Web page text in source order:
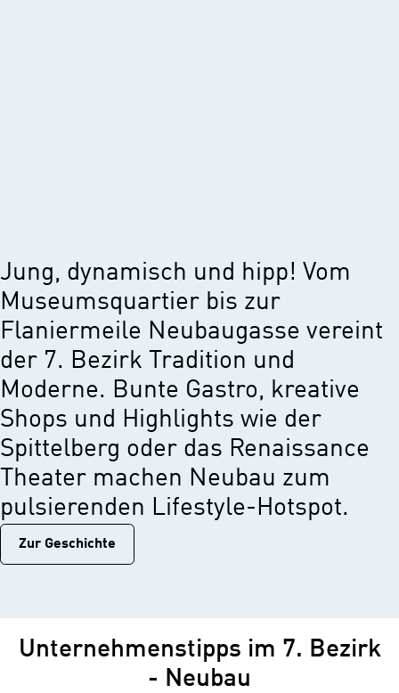
Jung, dynamisch und hipp! Vom
Museumsquartier bis zur
Flaniermeile Neubaugasse vereint
der 7. Bezirk Tradition und
Moderne. Bunte Gastro, kreative
Shops und Highlights wie der
Spittelberg oder das Renaissance
Theater machen Neubau zum
pulsierenden Lifestyle-Hotspot.
Zur Geschichtе
Unternehmenstipps im 7. Bezirk
- Neubau